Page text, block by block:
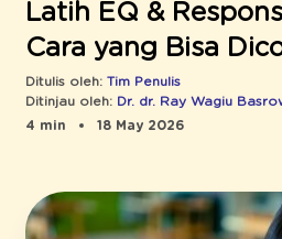
Latih EQ &
Cara yang Bisa
Ditulis oleh: Tim Penulis
Ditinjau oleh: Dr. dr. Ray Wagiu
4 min
18 May 2026